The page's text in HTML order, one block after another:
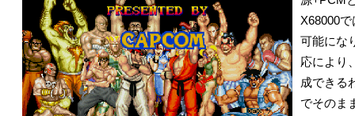
X68000
可能にな
応により
成できる
でそのま